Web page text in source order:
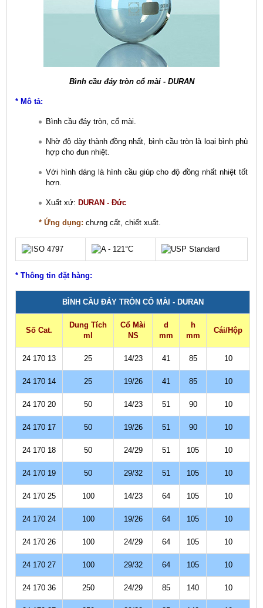
Bình cầu đáy tròn cổ mài - DURAN
* Mô tả:
Bình cầu đáy tròn, cổ mài.
Nhờ độ dày thành đồng nhất, bình cầu tròn là loại bình phù
hợp cho đun nhiệt.
Với hình dáng là hình cầu giúp cho độ đồng nhất nhiệt tốt
hơn.
Xuất xứ: DURAN - Đức
* Ứng dụng: chưng cất, chiết xuất.
* Thông tin đặt hàng:
BÌNH CẦU ĐÁY TRÒN CỔ MÀI - DURAN
Số Cat.
Dung Tích
ml
Cổ Mài
NS
d
mm
h
mm
Cái/Hộp
24 170 13 25 14/23 41 85 10
24 170 14 25 19/26 41 85 10
24 170 20 50 14/23 51 90 10
24 170 17 50 19/26 51 90 10
24 170 18 50 24/29 51 105 10
24 170 19 50 29/32 51 105 10
24 170 25 100 14/23 64 105 10
24 170 24 100 19/26 64 105 10
24 170 26 100 24/29 64 105 10
24 170 27 100 29/32 64 105 10
24 170 36 250 24/29 85 140 10